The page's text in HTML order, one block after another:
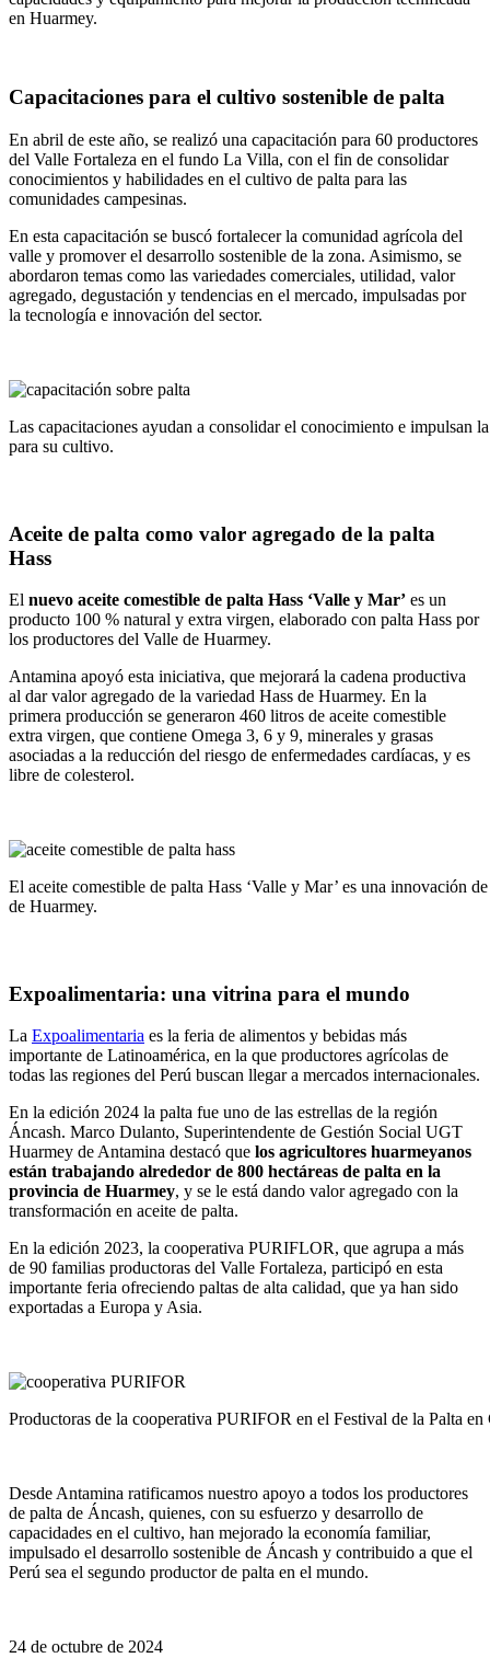
en Huarmey.
Capacitaciones para el cultivo sostenible de palta
En abril de este año, se realizó una capacitación para 60 productores
del Valle Fortaleza en el fundo La Villa, con el fin de consolidar
conocimientos y habilidades en el cultivo de palta para las
comunidades campesinas.
En esta capacitación se buscó fortalecer la comunidad agrícola del
valle y promover el desarrollo sostenible de la zona. Asimismo, se
abordaron temas como las variedades comerciales, utilidad, valor
agregado, degustación y tendencias en el mercado, impulsadas por
la tecnología e innovación del sector.
Las capacitaciones ayudan a consolidar el conocimiento e impulsan
para su cultivo.
Aceite de palta como valor agregado de la palta
Hass
El nuevo aceite comestible de palta Hass ‘Valle y Mar’ es un
producto 100 % natural y extra virgen, elaborado con palta Hass por
los productores del Valle de Huarmey.
Antamina apoyó esta iniciativa, que mejorará la cadena productiva
al dar valor agregado de la variedad Hass de Huarmey. En la
primera producción se generaron 460 litros de aceite comestible
extra virgen, que contiene Omega 3, 6 y 9, minerales y grasas
asociadas a la reducción del riesgo de enfermedades cardíacas, y es
libre de colesterol.
El aceite comestible de palta Hass ‘Valle y Mar’ es una innovación
de Huarmey.
Expoalimentaria: una vitrina para el mundo
La Expoalimentaria es la feria de alimentos y bebidas más
importante de Latinoamérica, en la que productores agrícolas de
todas las regiones del Perú buscan llegar a mercados internacionales.
En la edición 2024 la palta fue uno de las estrellas de la región
Áncash. Marco Dulanto, Superintendente de Gestión Social UGT
Huarmey de Antamina destacó que los agricultores huarmeyanos
están trabajando alrededor de 800 hectáreas de palta en la
provincia de Huarmey, y se le está dando valor agregado con la
transformación en aceite de palta.
En la edición 2023, la cooperativa PURIFLOR, que agrupa a más
de 90 familias productoras del Valle Fortaleza, participó en esta
importante feria ofreciendo paltas de alta calidad, que ya han sido
exportadas a Europa y Asia.
Productoras de la cooperativa PURIFOR en el Festival de la Palta en
Desde Antamina ratificamos nuestro apoyo a todos los productores
de palta de Áncash, quienes, con su esfuerzo y desarrollo de
capacidades en el cultivo, han mejorado la economía familiar,
impulsado el desarrollo sostenible de Áncash y contribuido a que el
Perú sea el segundo productor de palta en el mundo.
24 de octubre de 2024